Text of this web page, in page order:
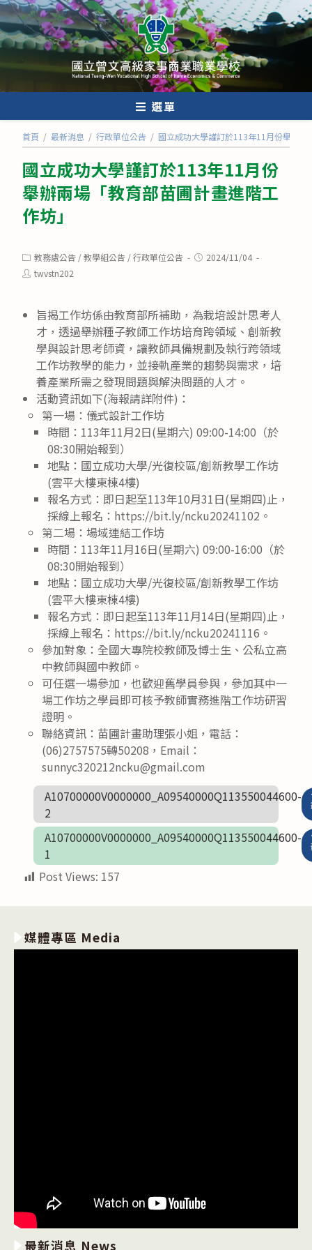
跳
轉
至
內
選單
首頁 / 最新消息 / 行政單位公告 / 國立成功大學謹訂於113年11月份舉辦
國立成功大學謹訂於113年11月份
舉辦兩場「教育部苗圃計畫進階工
作坊」
Post
category:
教務處公告 /教學組公告 /行政單位公告
Post2024/11/04
Posttwvstn202
旨揭工作坊係由教育部所補助，為栽培設計思考人
才，透過舉辦種子教師工作坊培育跨領域、創新教
學與設計思考師資，讓教師具備規劃及執行跨領域
工作坊教學的能力，並接軌產業的趨勢與需求，培
養產業所需之發現問題與解決問題的人才。
活動資訊如下(海報請詳附件)：
第一場：儀式設計工作坊
時間：113年11月2日(星期六) 09:00-14:00（於
08:30開始報到）
地點：國立成功大學/光復校區/創新教學工作坊
(雲平大樓東棟4樓)
報名方式：即日起至113年10月31日(星期四)止，
採線上報名：https://bit.ly/ncku20241102。
第二場：場域連結工作坊
時間：113年11月16日(星期六) 09:00-16:00（於
08:30開始報到）
地點：國立成功大學/光復校區/創新教學工作坊
(雲平大樓東棟4樓)
報名方式：即日起至113年11月14日(星期四)止，
採線上報名：https://bit.ly/ncku20241116。
參加對象：全國大專院校教師及博士生、公私立高
中教師與國中教師。
可任選一場參加，也歡迎舊學員參與，參加其中一
場工作坊之學員即可核予教師實務進階工作坊研習
證明。
聯絡資訊：苗圃計畫助理張小姐，電話：
(06)2757575轉50208，Email：
sunnyc320212ncku@gmail.com
A10700000V0000000_A09540000Q113550044600-
2
A10700000V0000000_A09540000Q113550044600-
1
Post Views: 157
媒體專區 Media
最新消息 News